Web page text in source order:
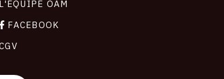
L'ÉQUIPE OAM
FACEBOOK